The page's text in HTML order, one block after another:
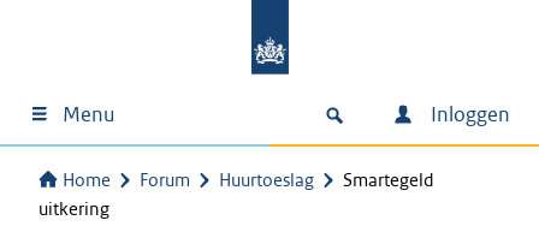
Menu Inloggen
Home Forum Huurtoeslag
Smartegeld
uitkering